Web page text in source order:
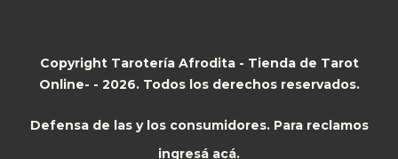
Copyright Tarotería Afrodita - Tienda de Tarot
Online- - 2026. Todos los derechos reservados.
Defensa de las y los consumidores. Para reclamos
ingresá acá.